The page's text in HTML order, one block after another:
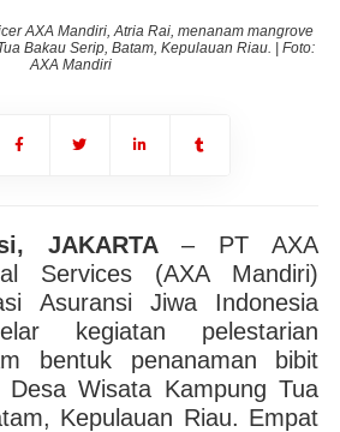
AXA Mandiri, Atria Rai, menanam mangrove
Bakau Serip, Batam, Kepulauan Riau. | Foto:
AXA Mandiri
JAKARTA– PT AXA
Services (AXA Mandiri)
Asuransi Jiwa Indonesia
kegiatan pelestarian
bentuk penanaman bibit
Wisata Kampung Tua
Kepulauan Riau. Empat